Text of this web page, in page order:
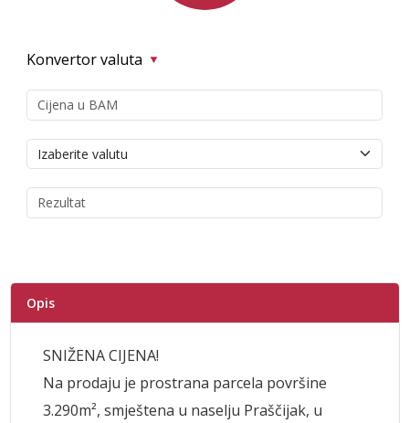
Konvertor valuta
Opis
SNIŽENA CIJENA!
Na prodaju je prostrana parcela površine
3.290m², smještena u naselju Praščijak, u